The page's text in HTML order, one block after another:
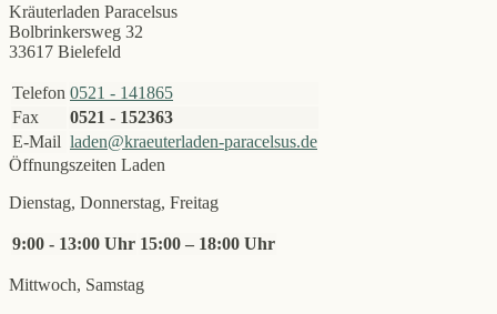
Kräuterladen Paracelsus
Bolbrinkersweg 32
33617 Bielefeld
Telefon 0521 - 141865
Fax
0521 - 152363
E-Mail laden@kraeuterladen-paracelsus.de
Öffnungszeiten Laden
Dienstag, Donnerstag, Freitag
9:00 - 13:00 Uhr 15:00 – 18:00 Uhr
Mittwoch, Samstag